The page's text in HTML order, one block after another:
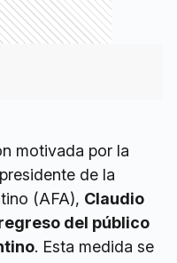
motivada por la
de la
(AFA), Claudio
del público
. Esta medida se